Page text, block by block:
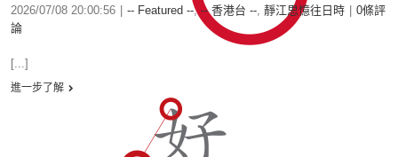
2026/07/08 20:00:56 -- Featured --, -- 香港台 --, 靜江思憶往日時
0條評
論
[...]
進一步了解